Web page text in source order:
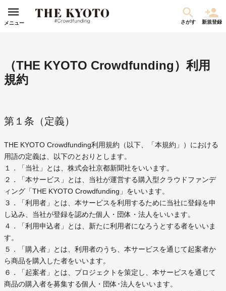
メニュー さがす 新規登録
（THE KYOTO Crowdfunding）利用
規約
第１条（定義）
THE KYOTO Crowdfunding利用規約（以下、「本規約」）における
用語の定義は、以下のとおりとします。
１．「当社」とは、株式会社京都新聞社をいいます。
２．「本サービス」とは、当社が運営する購入型クラウドファンデ
ィング「THE KYOTO Crowdfunding」をいいます。
３．「利用者」とは、本サービスを利用するために当社に登録を申
し込み、当社が登録を認めた個人・団体・法人をいいます。
４．「利用申込者」とは、新たに利用者になろうとする者をいいま
す。
５．「購入者」とは、利用者のうち、本サービスを通じて起案者か
ら商品を購入した者をいいます。
６．「起案者」とは、プロジェクトを策定し、本サービスを通じて
商品の購入者を募集する個人・団体･法人をいいます。